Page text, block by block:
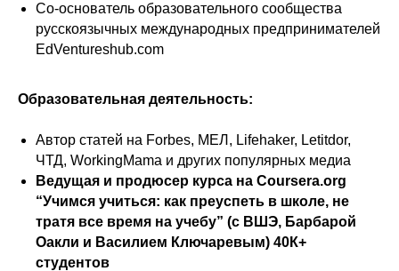
Со-основатель образовательного сообщества
русскоязычных международных предпринимателей
EdVentureshub.com
Образовательная деятельность:
Автор статей на Forbes, МЕЛ, Lifehaker, Letitdor,
ЧТД, WorkingMama и других популярных медиа
Ведущая и продюсер курса на Coursera.org
“Учимся учиться: как преуспеть в школе, не
тратя все время на учебу” (с ВШЭ, Барбарой
Оакли и Василием Ключаревым) 40К+
студентов